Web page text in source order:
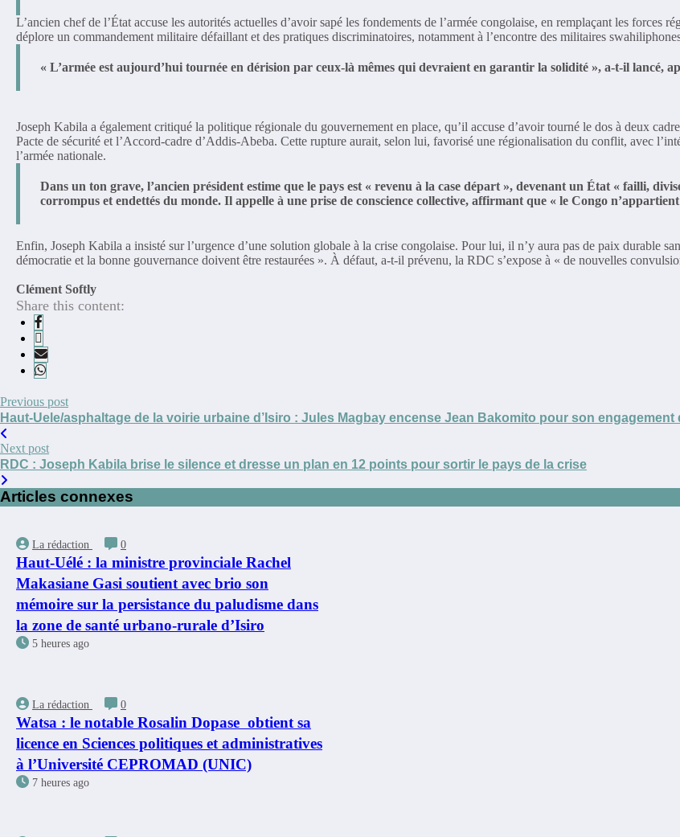
L’ancien chef de l’État accuse les autorités actuelles d’avoir sapé les fondements de l’armée congolaise, en remplaçant les forces
déplore un commandement militaire défaillant et des pratiques discriminatoires, notamment à l’encontre des militaires
« L’armée est aujourd’hui tournée en dérision par ceux-là mêmes qui devraient en garantir la solidité », a-t-il lancé,
Joseph Kabila a également critiqué la politique régionale du gouvernement en place, qu’il accuse d’avoir tourné le dos à deux
Pacte de sécurité et l’Accord-cadre d’Addis-Abeba. Cette rupture aurait, selon lui, favorisé une régionalisation du conflit, avec
l’armée nationale.
Dans un ton grave, l’ancien président estime que le pays est « revenu à la case départ », devenant un État « failli,
corrompus et endettés du monde. Il appelle à une prise de conscience collective, affirmant que « le Congo
Enfin, Joseph Kabila a insisté sur l’urgence d’une solution globale à la crise congolaise. Pour lui, il n’y aura pas de paix durable
démocratie et la bonne gouvernance doivent être restaurées ». À défaut, a-t-il prévenu, la RDC s’expose à « de nouvelles
Clément Softly
Share this content:
Previous post
Haut-Uele/asphaltage de la voirie urbaine d’Isiro : Jules Magbay encense Jean Bakomito pour son
Next post
RDC : Joseph Kabila brise le silence et dresse un plan en 12 points pour sortir le pays de la crise
Articles connexes
La rédaction 0
Haut-Uélé : la ministre provinciale Rachel
Makasiane Gasi soutient avec brio son
mémoire sur la persistance du paludisme dans
la zone de santé urbano-rurale d’Isiro
5 heures ago
La rédaction 0
Watsa : le notable Rosalin Dopase obtient sa
licence en Sciences politiques et administratives
à l’Université CEPROMAD (UNIC)
7 heures ago